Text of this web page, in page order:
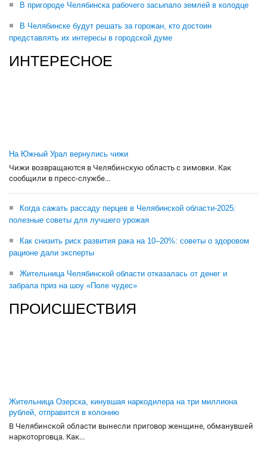
В пригороде Челябинска рабочего засыпало землей в колодце
В Челябинске будут решать за горожан, кто достоин
представлять их интересы в городской думе
ИНТЕРЕСНОЕ
На Южный Урал вернулись чижи
Чижи возвращаются в Челябинскую область с зимовки. Как
сообщили в пресс-службе...
Когда сажать рассаду перцев в Челябинской области-2025:
полезные советы для лучшего урожая
Как снизить риск развития рака на 10–20%: советы о здоровом
рационе дали эксперты
Жительница Челябинской области отказалась от денег и
забрала приз на шоу «Поле чудес»
ПРОИСШЕСТВИЯ
Жительница Озерска, кинувшая наркодилера на три миллиона
рублей, отправится в колонию
В Челябинской области вынесли приговор женщине, обманувшей
наркоторговца. Как...